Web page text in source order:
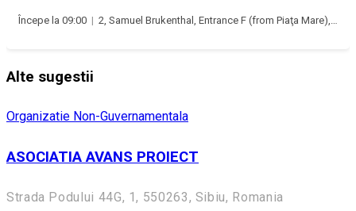
Începe la 09:00 | 2, Samuel Brukenthal, Entrance F (from Piaţa Mare), Piața Mare, 550178 Sibiu, Romania
Alte sugestii
Organizatie Non-Guvernamentala
ASOCIATIA AVANS PROIECT
Strada Podului 44G, 1, 550263, Sibiu, Romania